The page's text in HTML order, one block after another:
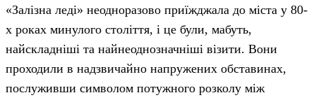
«Залізна леді» неодноразово приїжджала до міста у 80-
х роках минулого століття, і це були, мабуть,
найскладніші та найнеоднозначніші візити. Вони
проходили в надзвичайно напружених обставинах,
послуживши символом потужного розколу між